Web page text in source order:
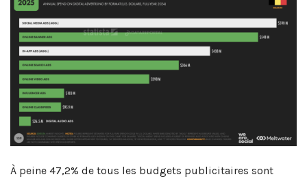
À peine 47,2% de tous les budgets publicitaires sont